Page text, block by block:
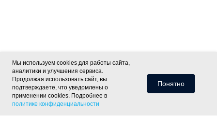
Мы используем cookies для работы сайта,
аналитики и улучшения сервиса.
Продолжая использовать сайт, вы
подтверждаете, что уведомлены о
применении cookies. Подробнее в
политике конфиденциальности
Понятно